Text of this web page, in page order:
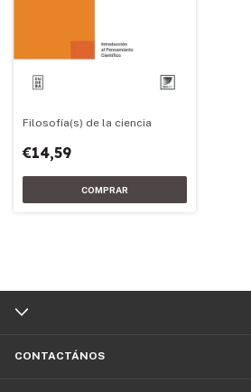
Filosofía(s) de la ciencia
€14,59
CONTACTÁNOS